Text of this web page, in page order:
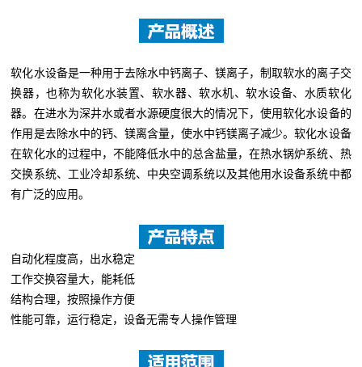
软化水设备是一种用于去除水中钙离子、镁离子，制取软水的离子交
换器，也称为软化水装置、软水器、软水机、软水设备、水质软化
器。在进水为深井水或者水源硬度很大的情况下，使用软化水设备的
作用是去除水中的钙、镁离含量，使水中钙镁离子减少。软化水设备
在软化水的过程中，不能降低水中的总含盐量，在热水锅炉系统、热
交换系统、工业冷却系统、中央空调系统以及其他用水设备系统中都
有广泛的应用。
自动化程度高，出水稳定
工作交换容量大，能耗低
结构合理，按照操作方便
性能可靠，运行稳定，设备无需专人操作管理